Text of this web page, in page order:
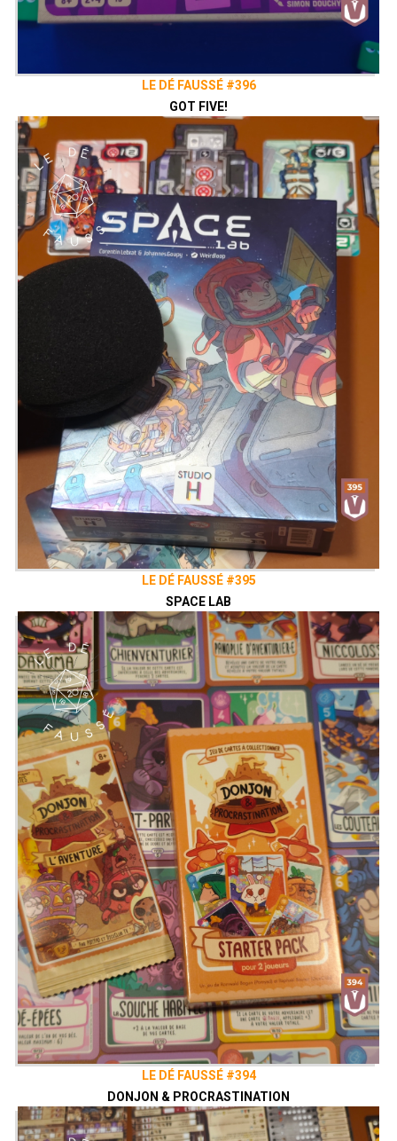
LE DÉ FAUSSÉ #396
GOT FIVE!
LE DÉ FAUSSÉ #395
SPACE LAB
LE DÉ FAUSSÉ #394
DONJON & PROCRASTINATION